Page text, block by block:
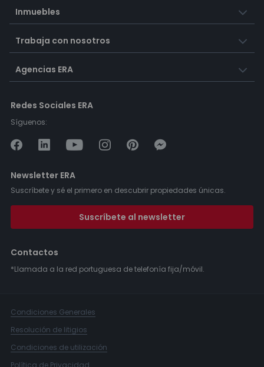
Inmuebles
Trabaja con nosotros
Agencias ERA
Redes Sociales ERA
Síguenos:
Newsletter ERA
Suscríbete y sé el primero en descubrir propiedades únicas.
Suscríbete al newsletter
Contactos
*Llamada a la red portuguesa de telefonía fija/móvil.
Condiciones Generales
Resolución de litigios
Condiciones de utilización
Política de Privacidad